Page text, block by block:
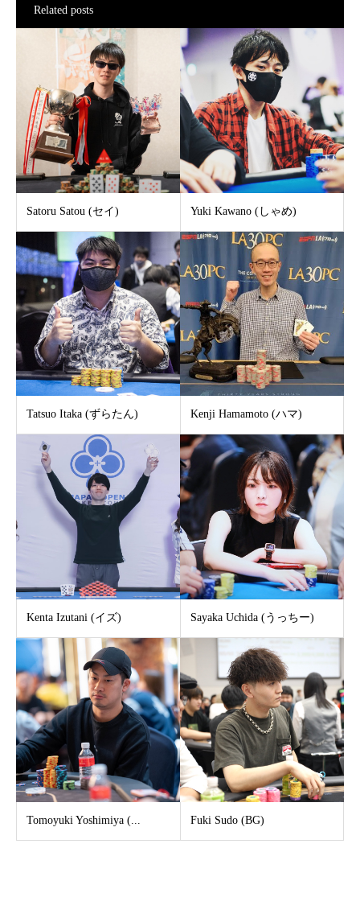
Related posts
Satoru Satou (セイ) Yuki Kawano (しゃめ)
Tatsuo Itaka (ずらたん) Kenji Hamamoto (ハマ)
Kenta Izutani (イズ) Sayaka Uchida (うっちー)
Tomoyuki Yoshimiya (... Fuki Sudo (BG)